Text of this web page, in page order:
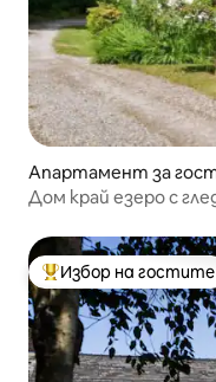
Апартамент за
Дом край езеро с
Най-популярен
Избор на гостите